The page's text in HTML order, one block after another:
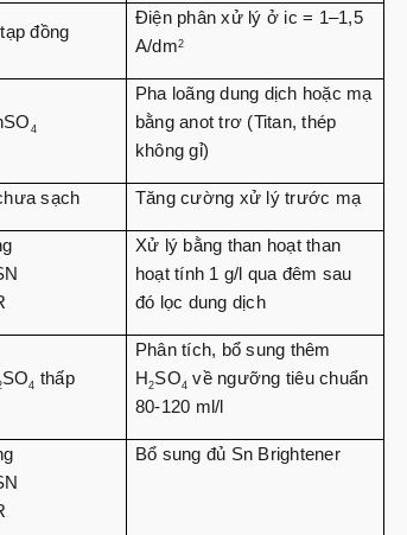
đồng
Điện phân xử lý ở ic = 1–1,5
A/dm2
4
Pha loãng dung dịch hoặc mạ
bằng anot trơ (Titan, thép
không gỉ)
sạch Tăng cường xử lý trước mạ
Xử lý bằng than hoạt than
hoạt tính 1 g/l qua đêm sau
đó lọc dung dịch
SO4 thấp
Phân tích, bổ sung thêm
H2SO4 về ngưỡng tiêu chuẩn
80-120 ml/l
Bổ sung đủ Sn Brightener